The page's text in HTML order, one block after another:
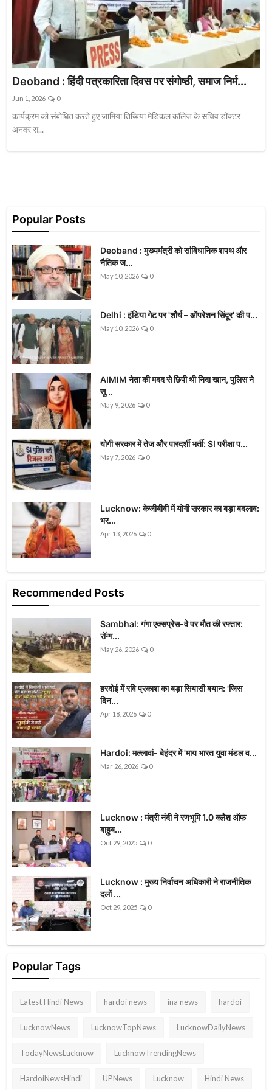
Deoband : हिंदी पत्रकारिता दिवस पर संगोष्ठी, समाज निर्म...
Jun 1, 2026 0
कार्यक्रम को संबोधित करते हुए जामिया तिब्बिया मेडिकल कॉलेज के सचिव डॉक्टर
अनवर स...
Popular Posts
Deoband : मुख्यमंत्री को सांविधानिक शपथ और
नैतिक ज...
May 10, 2026 0
Delhi : इंडिया गेट पर 'शौर्य – ऑपरेशन सिंदूर' की प...
May 10, 2026 0
AIMIM नेता की मदद से छिपी थी निदा खान, पुलिस ने
सु...
May 9, 2026 0
योगी सरकार में तेज और पारदर्शी भर्ती: SI परीक्षा प...
May 7, 2026 0
Lucknow: केजीबीवी में योगी सरकार का बड़ा बदलाव:
भर...
Apr 13, 2026 0
Recommended Posts
Sambhal: गंगा एक्सप्रेस-वे पर मौत की रफ्तार:
रॉन्ग...
May 26, 2026 0
हरदोई में रवि प्रकाश का बड़ा सियासी बयान: 'जिस
दिन...
Apr 18, 2026 0
Hardoi: मल्लावां- बेहंदर में 'माय भारत युवा मंडल व...
Mar 26, 2026 0
Lucknow : मंत्री नंदी ने रणभूमि 1.0 क्लैश ऑफ
बाहुब...
Oct 29, 2025 0
Lucknow : मुख्य निर्वाचन अधिकारी ने राजनीतिक
दलों ...
Oct 29, 2025 0
Popular Tags
Latest Hindi News hardoi news ina news hardoi
LucknowNews LucknowTopNews LucknowDailyNews
TodayNewsLucknow LucknowTrendingNews
HardoiNewsHindi UPNews Lucknow Hindi News